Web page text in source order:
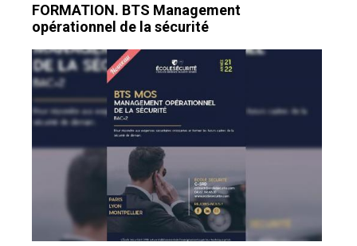
FORMATION. BTS Management
opérationnel de la sécurité